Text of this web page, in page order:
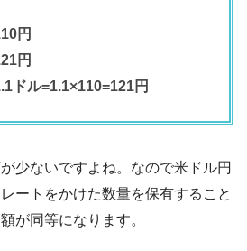
円
円
ドル=1.1×110=121円
少ないですよね。なので米ドル円
ートをかけた数量を保有すること
が同等になります。